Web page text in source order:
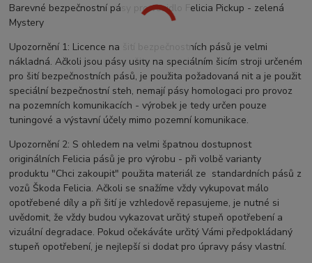
Barevné bezpečnostní pásy pro vozidlo Felicia Pickup - zelená
Mystery
Upozornění 1: Licence na šití bezpečnostních pásů je velmi
nákladná. Ačkoli jsou pásy ušity na speciálním šicím stroji určeném
pro šití bezpečnostních pásů, je použita požadovaná nit a je použit
speciální bezpečnostní steh, nemají pásy homologaci pro provoz
na pozemních komunikacích - výrobek je tedy určen pouze
tuningové a výstavní účely mimo pozemní komunikace.
Upozornění 2: S ohledem na velmi špatnou dostupnost
originálních Felicia pásů je pro výrobu - při volbě varianty
produktu "Chci zakoupit" použita materiál ze standardních pásů z
vozů Škoda Felicia. Ačkoli se snažíme vždy vykupovat málo
opotřebené díly a při šití je vzhledově repasujeme, je nutné si
uvědomit, že vždy budou vykazovat určitý stupeň opotřebení a
vizuální degradace. Pokud očekáváte určitý Vámi předpokládaný
stupeň opotřebení, je nejlepší si dodat pro úpravy pásy vlastní.